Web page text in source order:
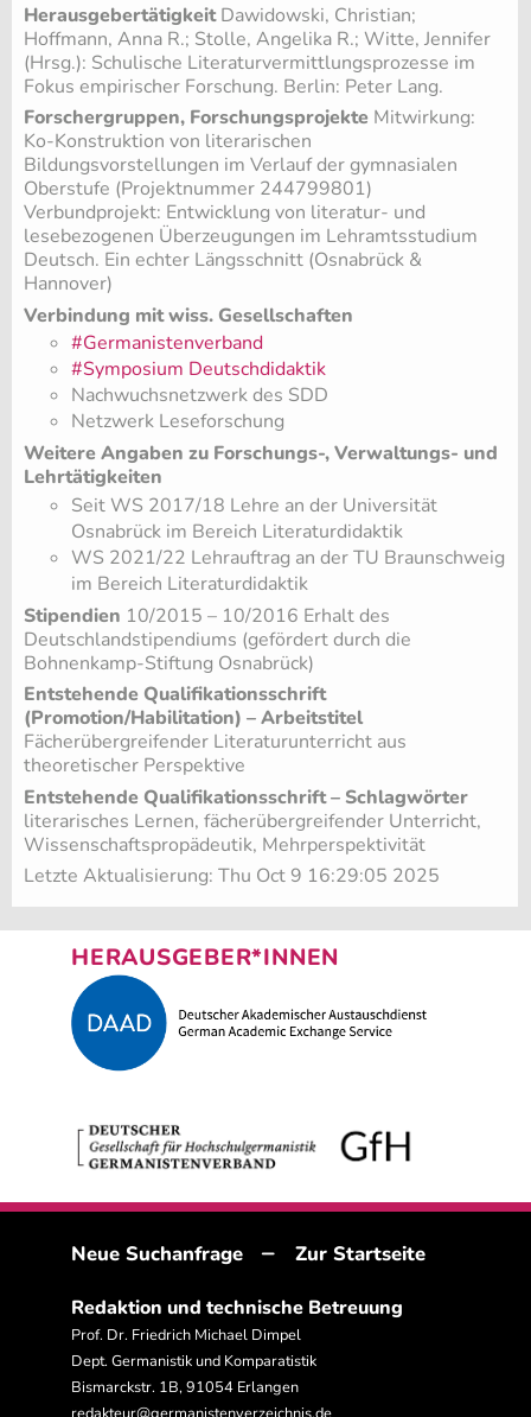
HerausgebertätigkeitDawidowski, Christian;
Hoffmann, Anna R.; Stolle, Angelika R.; Witte, Jennifer
(Hrsg.): Schulische Literaturvermittlungsprozesse im
Fokus empirischer Forschung. Berlin: Peter Lang.
Forschergruppen, Forschungsprojekte Mitwirkung:
Ko-Konstruktion von literarischen
Bildungsvorstellungen im Verlauf der gymnasialen
Oberstufe (Projektnummer 244799801)
Verbundprojekt: Entwicklung von literatur- und
lesebezogenen Überzeugungen im Lehramtsstudium
Deutsch. Ein echter Längsschnitt (Osnabrück &
Hannover)
Verbindung mit wiss. Gesellschaften
#Germanistenverband
#Symposium Deutschdidaktik
Nachwuchsnetzwerk des SDD
Netzwerk Leseforschung
Weitere Angaben zu Forschungs-, Verwaltungs- und
Lehrtätigkeiten
Seit WS 2017/18 Lehre an der Universität
Osnabrück im Bereich Literaturdidaktik
WS 2021/22 Lehrauftrag an der TU Braunschweig
im Bereich Literaturdidaktik
Stipendien 10/2015 – 10/2016 Erhalt des
Deutschlandstipendiums (gefördert durch die
Bohnenkamp-Stiftung Osnabrück)
Entstehende Qualifikationsschrift
(Promotion/Habilitation) – Arbeitstitel
Fächerübergreifender Literaturunterricht aus
theoretischer Perspektive
Entstehende Qualifikationsschrift – Schlagwörter
literarisches Lernen, fächerübergreifender Unterricht,
Wissenschaftspropädeutik, Mehrperspektivität
Letzte Aktualisierung: Thu Oct 9 16:29:05 2025
HERAUSGEBER*INNEN
Neue Suchanfrage – Zur Startseite
Redaktion und technische Betreuung
Prof. Dr. Friedrich Michael Dimpel
Dept. Germanistik und Komparatistik
Bismarckstr. 1B, 91054 Erlangen